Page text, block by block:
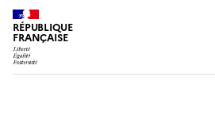
RÉPUBLIQUE
FRANÇAISE